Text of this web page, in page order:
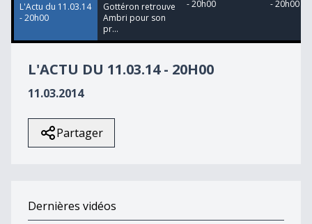
L'Actu du 11.03.14
- 20h00
Gottéron retrouve
Ambri pour son
pr...
- 20h00
- 20h00
L'ACTU DU 11.03.14 - 20H00
11.03.2014
Partager
Dernières vidéos